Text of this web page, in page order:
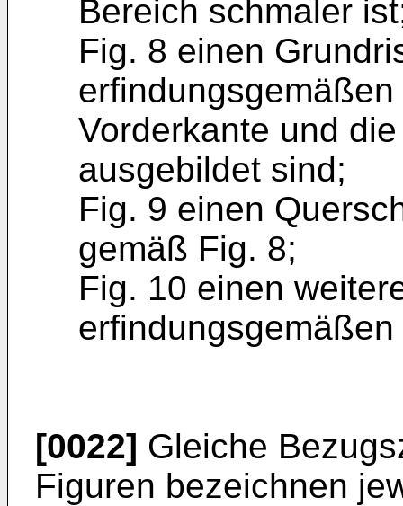
Bereich schmaler
Fig. 8 einen
Vorderkante und
ausgebildet sind;
Fig. 9 einen
gemäß Fig. 8;
Fig. 10 einen
[0022] Gleiche
Figuren bezeichnen